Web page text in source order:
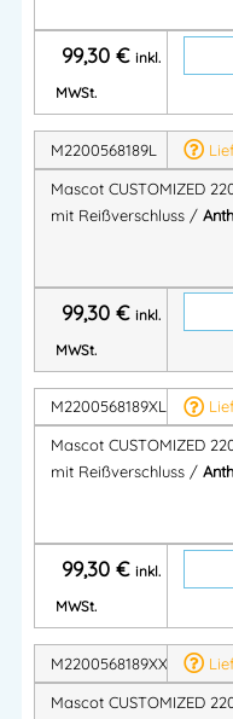
OEKO-
Obermaterial:100 %
Gewicht:265 g/m²
Strick-Fleece
OEKO-TEX®
Industriewäsche-
Einlaufwert:max. 3 %
Ideal für:
Berufsanwender im
die eineleichte,
✔ Winddicht &
✔ Nachhaltig durch
Mascot® CUSTOMIZED
99,30 € inkl.
MWSt.
M2200568189L
Mascot CUSTOMIZED
mit Reißverschluss /
99,30 € inkl.
MWSt.
M2200568189XL
Mascot CUSTOMIZED
mit Reißverschluss /
99,30 € inkl.
MWSt.
M2200568189XXL
Mascot CUSTOMIZED